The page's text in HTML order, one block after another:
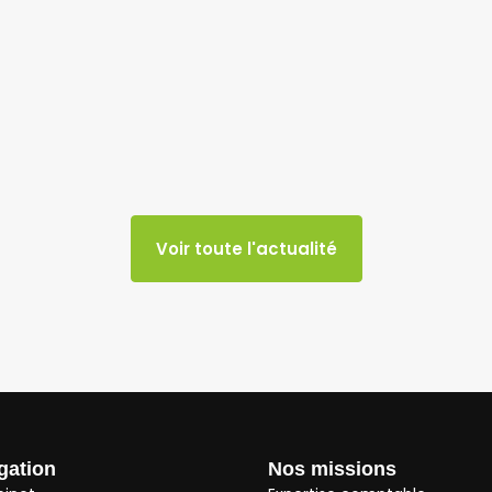
Voir toute l'actualité
Nos missions